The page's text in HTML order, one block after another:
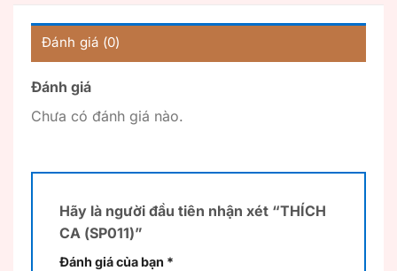
Đánh giá (0)
Đánh giá
Chưa có đánh giá nào.
Hãy là người đầu tiên nhận xét “THÍCH
CA (SP011)”
Đánh giá của bạn *